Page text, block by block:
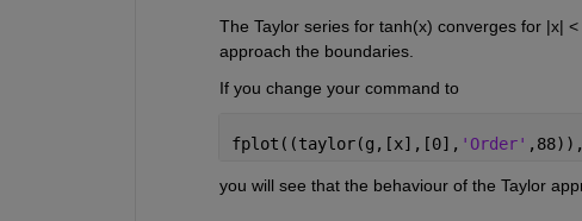
The Taylor series for tanh(x) converges for |x|
approach the boundaries.
If you change your command to
fplot((taylor(g,[x],[0], 'Order'
you will see that the behaviour of the Taylor